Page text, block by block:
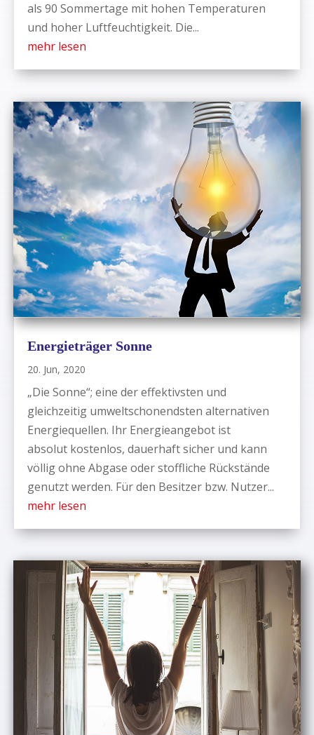
als 90 Sommertage mit hohen Temperaturen
und hoher Luftfeuchtigkeit. Die...
mehr lesen
Energieträger Sonne
20. Jun, 2020
„Die Sonne“; eine der effektivsten und
gleichzeitig umweltschonendsten alternativen
Energiequellen. Ihr Energieangebot ist
absolut kostenlos, dauerhaft sicher und kann
völlig ohne Abgase oder stoffliche Rückstände
genutzt werden. Für den Besitzer bzw. Nutzer...
mehr lesen